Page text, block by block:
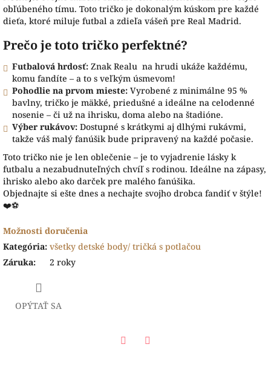
obľúbeného tímu. Toto tričko je dokonalým kúskom pre každé
dieťa, ktoré miluje futbal a zdieľa vášeň pre Real Madrid.
Prečo je toto tričko perfektné?
Futbalová hrdosť: Znak Realu na hrudi ukáže každému,
komu fandíte – a to s veľkým úsmevom!
Pohodlie na prvom mieste: Vyrobené z minimálne 95 %
bavlny, tričko je mäkké, priedušné a ideálne na celodenné
nosenie – či už na ihrisku, doma alebo na štadióne.
Výber rukávov: Dostupné s krátkymi aj dlhými rukávmi,
takže váš malý fanúšik bude pripravený na každé počasie.
Toto tričko nie je len oblečenie – je to vyjadrenie lásky k
futbalu a nezabudnuteľných chvíľ s rodinou. Ideálne na zápasy,
ihrisko alebo ako darček pre malého fanúšika.
Objednajte si ešte dnes a nechajte svojho drobca fandiť v štýle!
❤️⚽
Možnosti doručenia
Kategória: všetky detské body/ tričká s potlačou
Záruka: 2 roky
OPÝTAŤ SA